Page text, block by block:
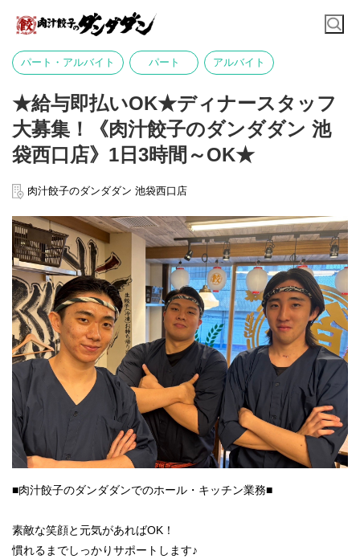
パート・アルバイト パート アルバイト
★給与即払いOK★ディナースタッフ
大募集！《肉汁餃子のダンダダン 池
袋西口店》1日3時間～OK★
肉汁餃子のダンダダン 池袋西口店
■肉汁餃子のダンダダンでのホール・キッチン業務■
素敵な笑顔と元気があればOK！
慣れるまでしっかりサポートします♪